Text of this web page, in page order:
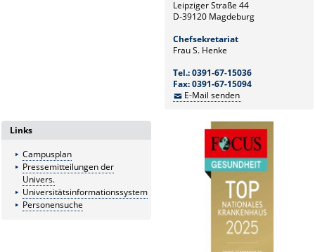
Leipziger Straße 44
D-39120 Magdeburg
Chefsekretariat
Frau S. Henke
Tel.: 0391-67-15036
Fax: 0391-67-15094
E-Mail senden
Links
Campusplan
Pressemitteilungen der
Univers.
Universitätsinformationssystem
Personensuche